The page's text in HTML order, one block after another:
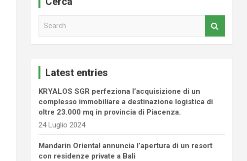
Latest entries
KRYALOS SGR perfeziona l’acquisizione di un
complesso immobiliare a destinazione logistica di
oltre 23.000 mq in provincia di Piacenza.
24 Luglio 2024
Mandarin Oriental annuncia l’apertura di un resort
con residenze private a Bali